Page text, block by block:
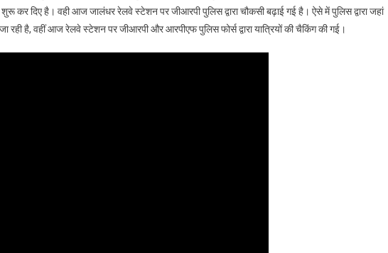
कर दिए है। वही आज जालंधर रेलवे स्टेशन पर जीआरपी पुलिस द्वारा चौकसी बढ़ाई गई है। ऐसे में पुलिस द्वारा जहां
रही है, वहीं आज रेलवे स्टेशन पर जीआरपी और आरपीएफ पुलिस फोर्स द्वारा यात्रियों की चैकिंग की गई।